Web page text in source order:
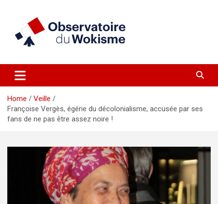
Observatoire du Wokisme
Home
Veille
Françoise Vergès, égérie du décolonialisme, accusée par ses
fans de ne pas être assez noire !